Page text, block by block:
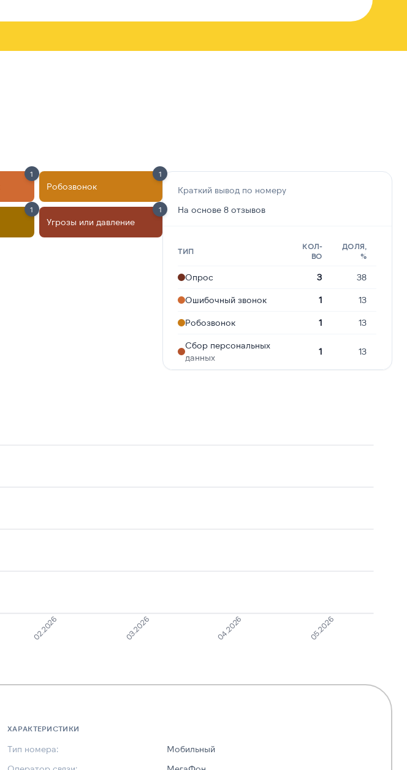
1
Робозвонок
1
1
Угрозы или давление
1
Краткий вывод по номеру
На основе 8 отзывов
ТИП
КОЛ-
ВО
ДОЛЯ,
%
Опрос 3 38
Ошибочный звонок 1 13
Робозвонок 1 13
Сбор персональных
данных
1 13
02.2026 03.2026 04.2026 05.2026
ХАРАКТЕРИСТИКИ
Тип номера:
Мобильный